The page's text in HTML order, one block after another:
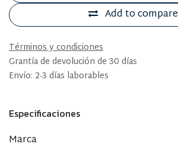
Add to compare
Términos y condiciones
Grantía de devolución de 30 días
Envío: 2-3 días laborables
Especificaciones
Marca